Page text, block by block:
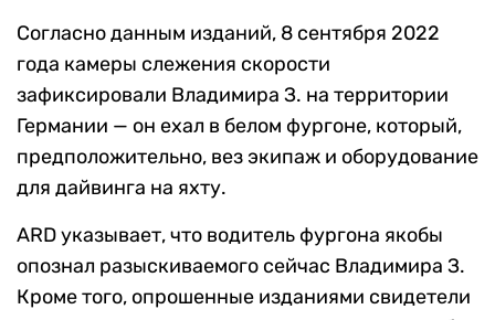
Согласно данным изданий, 8 сентября 2022
года камеры слежения скорости
зафиксировали Владимира З. на территории
Германии — он ехал в белом фургоне, который,
предположительно, вез экипаж и оборудование
для дайвинга на яхту.
ARD указывает, что водитель фургона якобы
опознал разыскиваемого сейчас Владимира З.
Кроме того, опрошенные изданиями свидетели